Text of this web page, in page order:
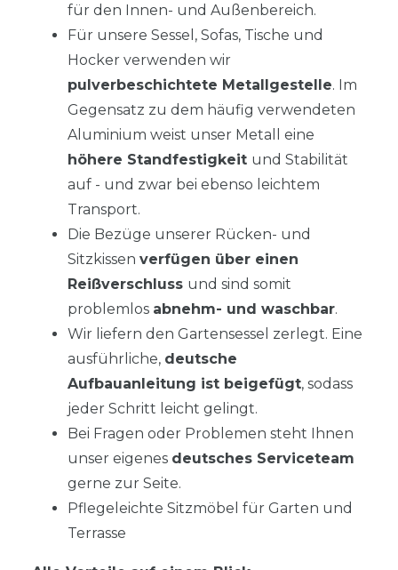
für den Innen- und Außenbereich.
Für unsere Sessel, Sofas, Tische und
Hocker verwenden wir
pulverbeschichtete Metallgestelle. Im
Gegensatz zu dem häufig verwendeten
Aluminium weist unser Metall eine
höhere Standfestigkeit und Stabilität
auf - und zwar bei ebenso leichtem
Transport.
Die Bezüge unserer Rücken- und
Sitzkissen verfügen über einen
Reißverschluss und sind somit
problemlos abnehm- und waschbar.
Wir liefern den Gartensessel zerlegt. Eine
ausführliche, deutsche
Aufbauanleitung ist beigefügt, sodass
jeder Schritt leicht gelingt.
Bei Fragen oder Problemen steht Ihnen
unser eigenes deutsches Serviceteam
gerne zur Seite.
Pflegeleichte Sitzmöbel für Garten und
Terrasse